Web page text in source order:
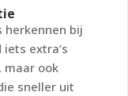
herkennen bij
extra’s
maar ook
sneller uit